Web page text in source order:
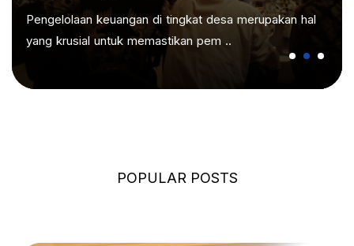
Pengelolaan keuangan di tingkat desa merupakan hal
yang krusial untuk memastikan pem ..
POPULAR POSTS